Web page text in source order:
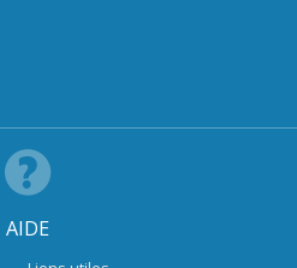
AIDE